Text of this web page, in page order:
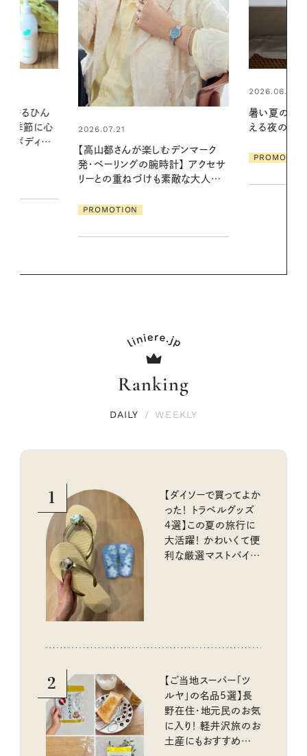
2026.06.01
える夜の爽やかご褒美ケア
PROMOTION
2026.06.01
お出かけ前
の一日。汗ば
Ranking
DAILY / WEEKLY
1
【ダイソーで買ってよか
った！ トラベルグッズ
4選】この夏の旅行に
大活躍！ かわいくて便
利な厳選マストバイア
2
【ご当地スーパー「ツ
ルヤ」の名品5選】長
野在住・地元民のお気
に入り！ 軽井沢旅のお
土産にもおすすめのお